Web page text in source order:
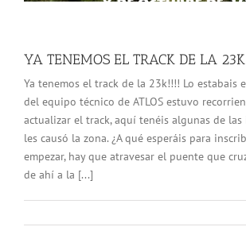
YA TENEMOS EL TRACK DE LA 23K
Ya tenemos el track de la 23k!!!! Lo estabais
del equipo técnico de ATLOS estuvo
actualizar el track, aquí tenéis algunas de
les causó la zona. ¿A qué esperáis para
empezar, hay que atravesar el puente que
de ahí a la [...]